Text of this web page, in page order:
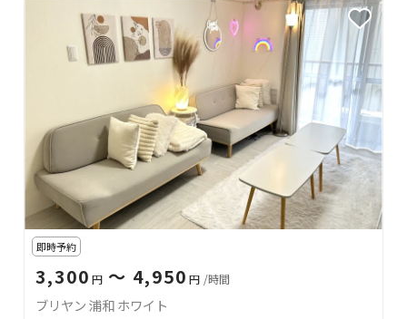
即時予約
3,300 円 〜 4,950 円 /時間
ブリヤン 浦和 ホワイト